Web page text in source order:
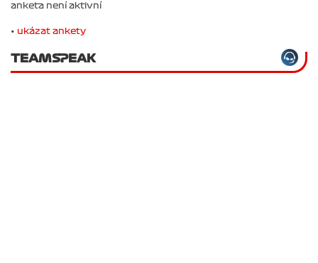
anketa není aktivní
• ukázat ankety
TEAMSPEAK